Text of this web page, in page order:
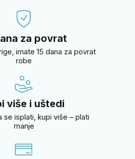
za povrat
imate 15 dana za povrat
robe
više i uštedi
se isplati, kupi više – plati
manje